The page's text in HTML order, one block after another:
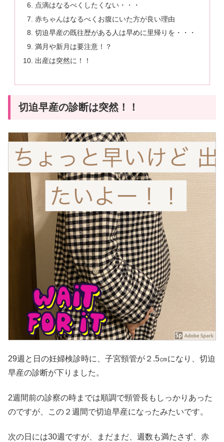
点滴はなるべくしたくない・・・
赤ちゃんはなるべくお腹にいた方が良い理由
切迫早産の既往歴がある人は早めに里帰りを・・・
満月や新月は要注意！？
出産は突然に！！
切迫早産の診断は突然！！
29週と日の妊婦検診時に、子宮頸管が２.5㎝になり、切迫
早産の診断が下りました。
2週間前の診察の時までは順調で頸管長もしっかりあった
のですが、この２週間で切迫早産になったみたいです。
次の日には30週ですが、まだまだ、週数も満たさず、赤